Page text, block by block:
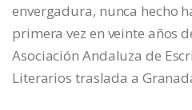
envergadura, nunca hecho
primera vez en veinte años
Asociación Andaluza de
Literarios traslada a